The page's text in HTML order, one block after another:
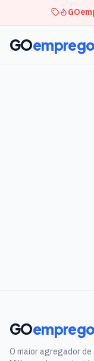
GO
GO
O maior agregador